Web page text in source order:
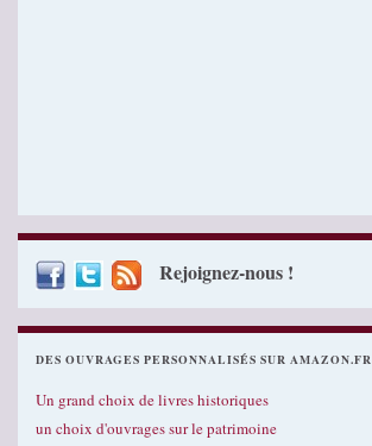
Rejoignez-nous !
DES OUVRAGES PERSONNALISÉS SUR AMAZON.FR
Un grand choix de livres historiques
un choix d'ouvrages sur le patrimoine